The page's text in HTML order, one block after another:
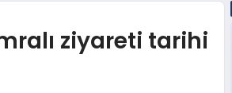
ziyareti tarihi